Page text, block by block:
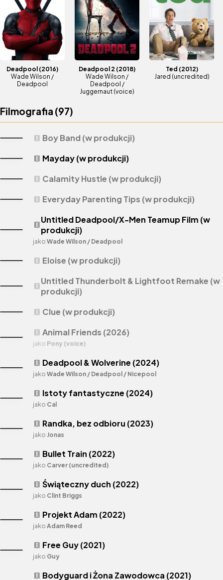
Deadpool (2016)
Wade Wilson /
Deadpool
Deadpool 2 (2018)
Wade Wilson /
Deadpool /
Juggernaut (voice)
Ted (2012)
Jared (uncredited)
Filmografia (97)
theaters Boy Band (w produkcji)
theaters Animal Friends (2026)
jako Pony (voice)
theaters Randka, bez odbioru (2023)
jako Jonas
theaters Mayday (w produkcji)
theaters Bullet Train (2022)
jako Carver (uncredited)
theaters Calamity Hustle (w produkcji)
theaters Deadpool & Wolverine (2024)
jako Wade Wilson / Deadpool / Nicepool
theaters Free Guy (2021)
jako Guy
theaters Bodyguard i Żona Zawodowca (2021)
theaters Świąteczny duch (2022)
jako Clint Briggs
theaters Istoty fantastyczne (2024)
jako Cal
theaters Projekt Adam (2022)
jako Adam Reed
theaters Everyday Parenting Tips (w produkcji)
theatersUntitled Deadpool/X-Men Teamup Film (w
produkcji)
jako Wade Wilson / Deadpool
theaters Eloise (w produkcji)
theatersUntitled Thunderbolt & Lightfoot Remake (w
produkcji)
theaters Clue (w produkcji)